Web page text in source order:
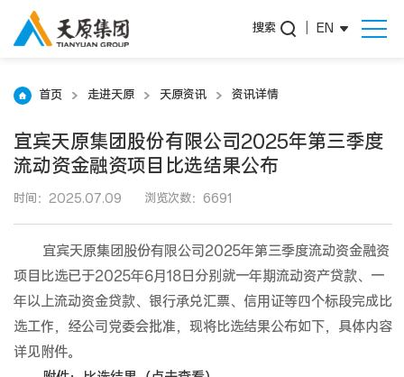
搜索 EN
首页 走进天原 天原资讯 资讯详情
宜宾天原集团股份有限公司2025年第三季度
流动资金融资项目比选结果公布
时间：2025.07.09 浏览次数：6691
宜宾天原集团股份有限公司2025年第三季度流动资金融资
项目比选已于2025年6月18日分别就一年期流动资产贷款、一
年以上流动资金贷款、银行承兑汇票、信用证等四个标段完成比
选工作，经公司党委会批准，现将比选结果公布如下，具体内容
详见附件。